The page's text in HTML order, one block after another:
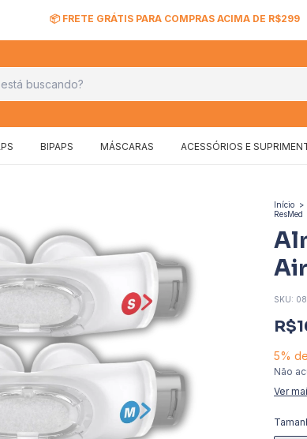
📦 FRETE GRÁTIS PARA COMPRAS ACIMA DE R$299
BIPAPS MÁSCARAS ACESSÓRIOS E
Início >
ResMed
SKU:
5%
Não
Ver